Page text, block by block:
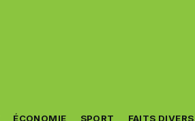
ÉCONOMIE SPORT FAITS DIVERS